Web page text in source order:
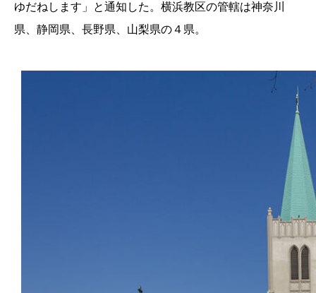
ゆだねします」と通知した。横浜教区の管轄は神奈川
県、静岡県、長野県、山梨県の４県。